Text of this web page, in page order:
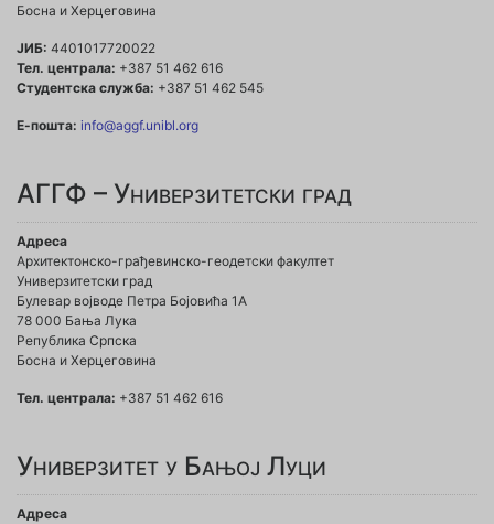
Босна и Херцеговина
ЈИБ: 4401017720022
Тел. централа: +387 51 462 616
Студентска служба: +387 51 462 545
Е-пошта: info@aggf.unibl.org
АГГФ – Универзитетски град
Адреса
Архитектонско-грађевинско-геодетски факултет
Универзитетски град
Булевар војводе Петра Бојовића 1A
78 000 Бања Лука
Република Српска
Босна и Херцеговина
Тел. централа: +387 51 462 616
Универзитет у Бањој Луци
Адреса